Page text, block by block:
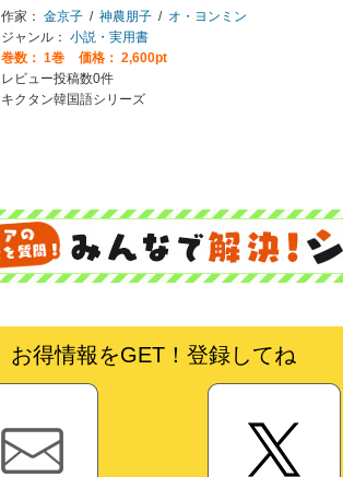
作家： 金京子 / 神農朋子 / オ・ヨンミン
ジャンル： 小説・実用書
巻数： 1巻
価格： 2,600pt
レビュー投稿数0件
キクタン韓国語シリーズ
お得情報をGET！登録してね